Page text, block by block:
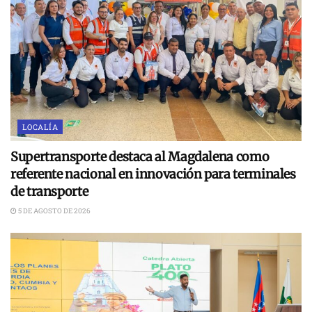
LOCALÍA
Supertransporte destaca al Magdalena como
referente nacional en innovación para terminales
de transporte
5 DE AGOSTO DE 2026